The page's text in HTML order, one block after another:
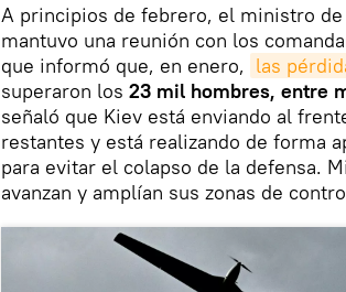
A principios de febrero, el ministro de
mantuvo una reunión con los
que informó que, en enero, las
superaron los 23 mil hombres, entre
señaló que Kiev está enviando al
restantes y está realizando de forma
para evitar el colapso de la defensa.
avanzan y amplían sus zonas de